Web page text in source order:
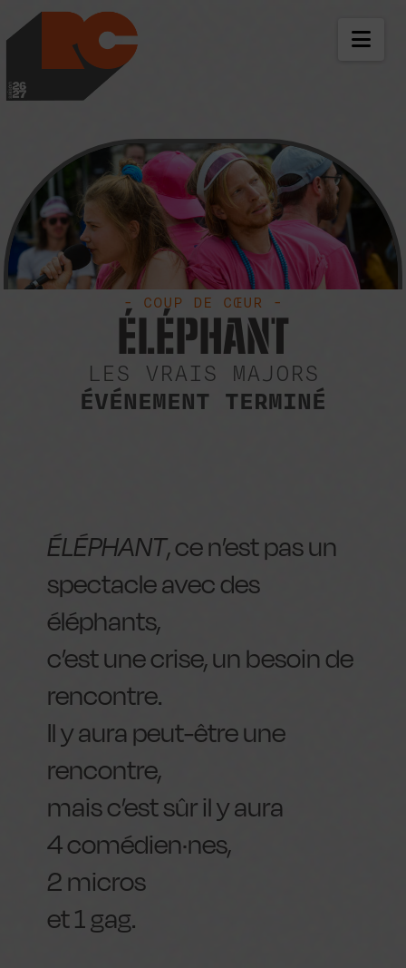
LES RICHES-
- COUP DE CŒUR -
ÉLÉPHANT
LES VRAIS MAJORS
ÉVÉNEMENT TERMINÉ
ÉLÉPHANT, ce n’est pas un
spectacle avec des
éléphants,
c’est une crise, un besoin de
rencontre.
Il y aura peut-être une
rencontre,
mais c’est sûr il y aura
4 comédien·nes,
2 micros
et 1 gag.